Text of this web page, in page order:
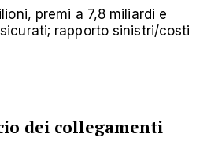
premi a 7,8 miliardi e
rapporto sinistri/costi
dei collegamenti